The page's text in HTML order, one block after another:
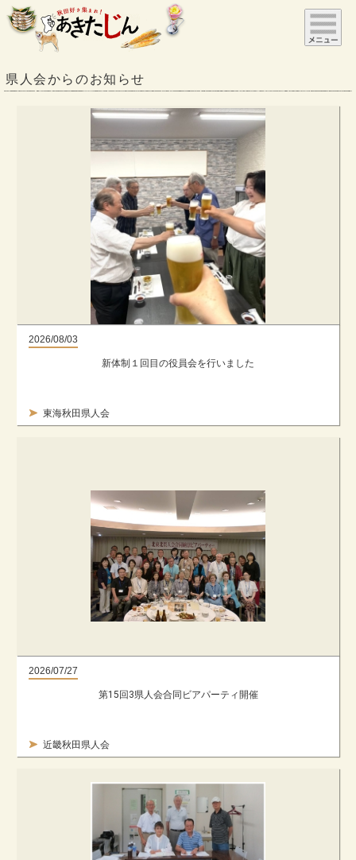
県人会からのお知らせ
2026/08/03
東海秋田県人会
新体制１回目の役員会を行いました
2026/07/27
近畿秋田県人会
第15回3県人会合同ビアパーティ開催